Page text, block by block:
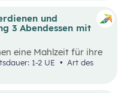
anders sind als
sie im Alltag schon in
aber auch wie sie
Konsum
und
3 Abendessen mit
eine Mahlzeit für ihre
ein vorgegebenes
Zur Durchführung
1-2 UE